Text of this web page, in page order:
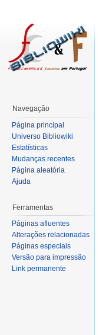
Navegação
Página principal
Universo Bibliowiki
Estatísticas
Mudanças recentes
Página aleatória
Ajuda
Ferramentas
Páginas afluentes
Alterações relacionadas
Páginas especiais
Versão para impressão
Link permanente